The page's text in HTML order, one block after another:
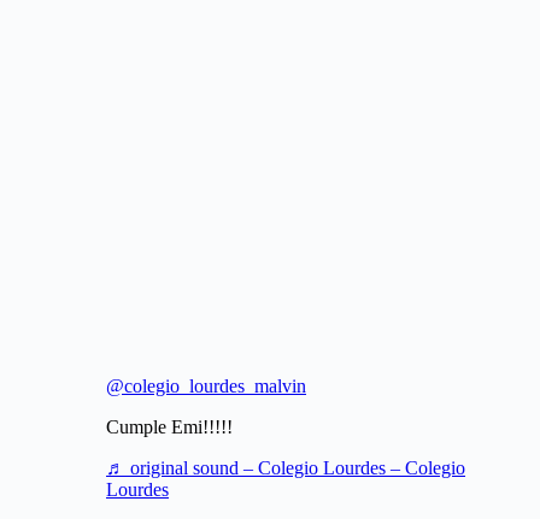
@colegio_lourdes_malvin
Cumple Emi!!!!!
♬ original sound – Colegio Lourdes – Colegio
Lourdes